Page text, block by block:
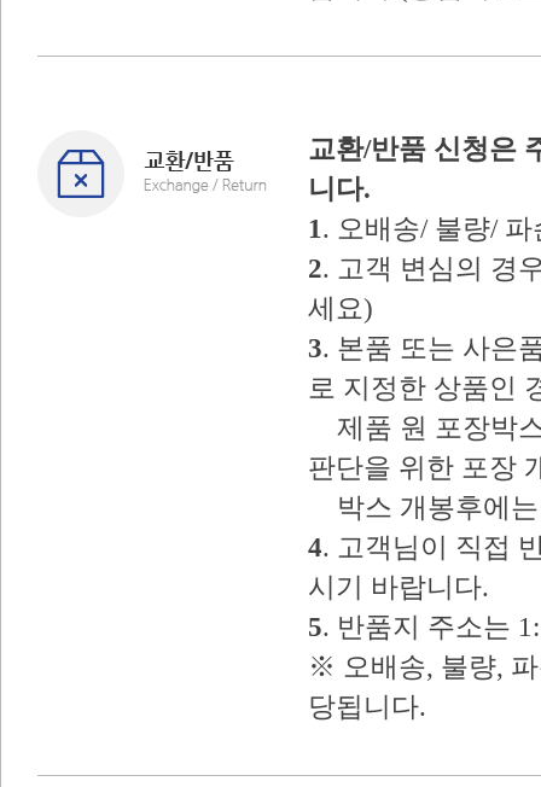
교환/반품 신청은
니다.
1. 오배송/ 불량/
2. 고객 변심의 경
세요)
3. 본품 또는 사은
로 지정한 상품인
제품 원 포장박
판단을 위한 포장
박스 개봉후에는
4. 고객님이 직접
시기 바랍니다.
5. 반품지 주소는
※ 오배송, 불량,
당됩니다.